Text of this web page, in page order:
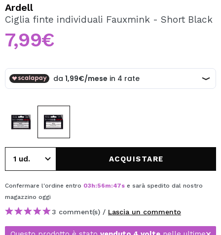
Creando un account su Maquibeauty.it potrai fare i tuoi
acquisti velocemente, controllare lo stato dei tuoi ordini e
consultare le tue operazioni precedenti.
CREARE UN ACCOUNT
Ardell
Ciglia finte individuali Fauxmink - Short Black
7,99€
ACQUISTARE
Confermare l'ordine entro 03h:56m:47s e sarà spedito dal nostro
magazzino oggi
3 comment(s) / Lascia un commento